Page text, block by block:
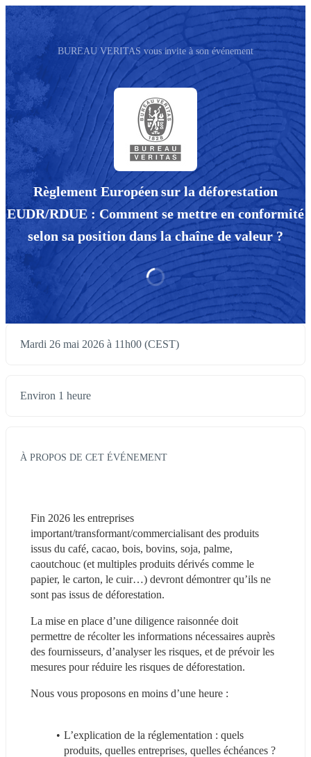
BUREAU VERITAS vous invite à son événement
Règlement Européen sur la déforestation
EUDR/RDUE : Comment se mettre en conformité
selon sa position dans la chaîne de valeur ?
Mardi 26 mai 2026 à 11h00 (CEST)
Environ 1 heure
À PROPOS DE CET ÉVÉNEMENT
Fin 2026 les entreprises
important/transformant/commercialisant des produits
issus du café, cacao, bois, bovins, soja, palme,
caoutchouc (et multiples produits dérivés comme le
papier, le carton, le cuir…) devront démontrer qu’ils ne
sont pas issus de déforestation.
La mise en place d’une diligence raisonnée doit
permettre de récolter les informations nécessaires auprès
des fournisseurs, d’analyser les risques, et de prévoir les
mesures pour réduire les risques de déforestation.
Nous vous proposons en moins d’une heure :
L’explication de la réglementation : quels
produits, quelles entreprises, quelles échéances ?